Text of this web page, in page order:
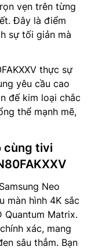
vẹn trên từng
Đây là điểm
sự tối giản mà
thực sự
yêu cầu cao
đế kim loại chắc
thể mạnh mẽ,
cùng tivi
Neo
màn hình 4K sắc
Quantum Matrix.
xác, mang
sâu thẳm. Bạn